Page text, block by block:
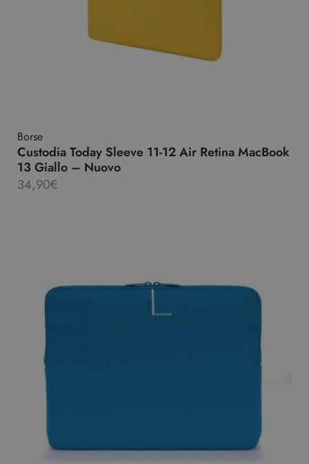
Borse
Custodia Today Sleeve 11-12 Air Retina MacBook
13 Giallo – Nuovo
34,90€